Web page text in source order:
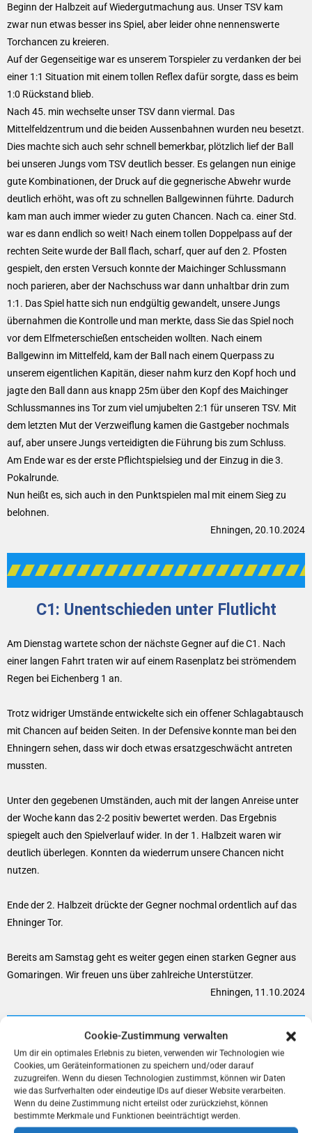
Cookie-Zustimmung verwalten
Um dir ein optimales Erlebnis zu bieten, verwenden wir Technologien wie
Cookies, um Geräteinformationen zu speichern und/oder darauf
zuzugreifen. Wenn du diesen Technologien zustimmst, können wir Daten
wie das Surfverhalten oder eindeutige IDs auf dieser Website verarbeiten.
Wenn du deine Zustimmung nicht erteilst oder zurückziehst, können
bestimmte Merkmale und Funktionen beeinträchtigt werden.
Beginn der Halbzeit auf Wiedergutmachung aus. Unser TSV kam
zwar nun etwas besser ins Spiel, aber leider ohne nennenswerte
Torchancen zu kreieren.
Auf der Gegenseitige war es unserem Torspieler zu verdanken der bei
einer 1:1 Situation mit einem tollen Reflex dafür sorgte, dass es beim
1:0 Rückstand blieb.
Nach 45. min wechselte unser TSV dann viermal. Das
Mittelfeldzentrum und die beiden Aussenbahnen wurden neu besetzt.
Dies machte sich auch sehr schnell bemerkbar, plötzlich lief der Ball
bei unseren Jungs vom TSV deutlich besser. Es gelangen nun einige
gute Kombinationen, der Druck auf die gegnerische Abwehr wurde
deutlich erhöht, was oft zu schnellen Ballgewinnen führte. Dadurch
kam man auch immer wieder zu guten Chancen. Nach ca. einer Std.
war es dann endlich so weit! Nach einem tollen Doppelpass auf der
rechten Seite wurde der Ball flach, scharf, quer auf den 2. Pfosten
gespielt, den ersten Versuch konnte der Maichinger Schlussmann
noch parieren, aber der Nachschuss war dann unhaltbar drin zum
1:1. Das Spiel hatte sich nun endgültig gewandelt, unsere Jungs
übernahmen die Kontrolle und man merkte, dass Sie das Spiel noch
vor dem Elfmeterschießen entscheiden wollten. Nach einem
Ballgewinn im Mittelfeld, kam der Ball nach einem Querpass zu
unserem eigentlichen Kapitän, dieser nahm kurz den Kopf hoch und
jagte den Ball dann aus knapp 25m über den Kopf des Maichinger
Schlussmannes ins Tor zum viel umjubelten 2:1 für unseren TSV. Mit
dem letzten Mut der Verzweiflung kamen die Gastgeber nochmals
auf, aber unsere Jungs verteidigten die Führung bis zum Schluss.
Am Ende war es der erste Pflichtspielsieg und der Einzug in die 3.
Pokalrunde.
Nun heißt es, sich auch in den Punktspielen mal mit einem Sieg zu
belohnen.
Ehningen, 20.10.2024
C1: Unentschieden unter Flutlicht
Am Dienstag wartete schon der nächste Gegner auf die C1. Nach
einer langen Fahrt traten wir auf einem Rasenplatz bei strömendem
Regen bei Eichenberg 1 an.
Trotz widriger Umstände entwickelte sich ein offener Schlagabtausch
mit Chancen auf beiden Seiten. In der Defensive konnte man bei den
Ehningern sehen, dass wir doch etwas ersatzgeschwächt antreten
mussten.
Unter den gegebenen Umständen, auch mit der langen Anreise unter
der Woche kann das 2-2 positiv bewertet werden. Das Ergebnis
spiegelt auch den Spielverlauf wider. In der 1. Halbzeit waren wir
deutlich überlegen. Konnten da wiederrum unsere Chancen nicht
nutzen.
Ende der 2. Halbzeit drückte der Gegner nochmal ordentlich auf das
Ehninger Tor.
Bereits am Samstag geht es weiter gegen einen starken Gegner aus
Gomaringen. Wir freuen uns über zahlreiche Unterstützer.
Ehningen, 11.10.2024
C1: Bitte Niederlage gegen Tübingens
U15
Letzten Samstag war die U15 aus Tübingen bei uns zu Gast. In einem